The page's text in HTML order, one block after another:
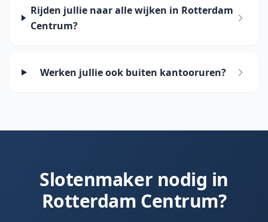
Rijden jullie naar alle wijken in Rotterdam
Centrum?
Werken jullie ook buiten kantooruren?
Slotenmaker nodig in
Rotterdam Centrum?